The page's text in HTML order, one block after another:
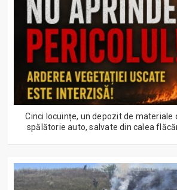
Cinci locuințe, un depozit de materiale
spălătorie auto, salvate din calea